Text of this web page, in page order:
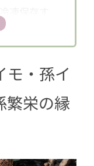
、糖尿病
。コロッ
モ・孫イ
繁栄の縁